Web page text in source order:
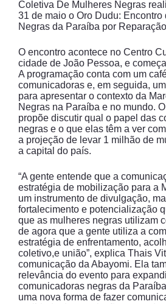
Coletiva De Mulheres Negras
31 de maio o Oro Dudu:
Negras da Paraíba por
O encontro acontece no Centro
cidade de João Pessoa, e
A programação conta com um
comunicadoras e, em seguida,
para apresentar o contexto da
Negras na Paraíba e no mundo.
propõe discutir qual o papel das
negras e o que elas têm a ver
a projeção de levar 1 milhão de
a capital do país.
“A gente entende que a
estratégia de mobilização para a
um instrumento de divulgação,
fortalecimento e potencialização
que as mulheres negras utilizam
de agora que a gente utiliza a
estratégia de enfrentamento,
coletivo,e união”, explica Thais
comunicação da Abayomi. Ela
relevância do evento para
comunicadoras negras da
uma nova forma de fazer